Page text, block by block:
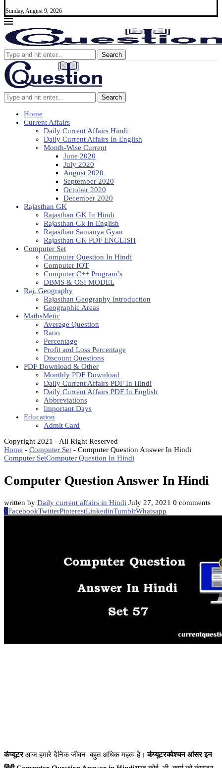
Sunday, August 9, 2026
Search
Search
Home
Current Affairs
Daily Current Affairs Hindi
Daily Current Affairs In English
Month-Wise Current
June 2020
July 2020
August 2020
September 2020
October 2020
December 2020
Rajasthan GK
Rajasthan GK In Hindi
Rajasthan Gk In English
Rajasthan Samanya Gyan
Rajasthan GK PDF ENGLISH
Computer Set
Computer Question In Hindi
Computer IOT
Computer C++ Program’s
DBMS & OSI MODEL
Raj. Geography
Rajasthan Geography Introduction
Geographic Areas
MathsMetic
Average Question
Ratio
Percentage
Profit and Loss Percentage
Discount Questions
PDF Download & Other
Monthly PDF Download
Daily Current Affairs PDF In Hindi
Daily Current Affairs PDF In English
Abbreviations
Important Days
Education
Admit Card
Copyright 2021 - All Right Reserved
Home - Computer Set - Computer Question Answer In Hindi
Computer SetComputer Question In Hindi
Computer Question Answer In Hindi
written by Daily current affairs in Hindi July 27, 2021 0 comments
0FacebookTwitterPinterestLinkedinTumblrWhatsapp
कंप्यूटरआज हमारे दैनिक जीवन बहुत अधिक महत्व है। कंप्यूटरक्वेश्चन आंसर इन